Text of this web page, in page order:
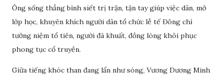
Ông sống thẳng bình siết trị trận, tận tay giúp việc dân, mở
lớp học, khuyên khích người dân tổ chức lễ tế Đông chí
tưởng niệm tổ tiên, người đã khuất, đồng lòng khôi phục
phong tục cổ truyền.
Giữa tiếng khóc than đang lẩn như sóng, Vương Dương Minh